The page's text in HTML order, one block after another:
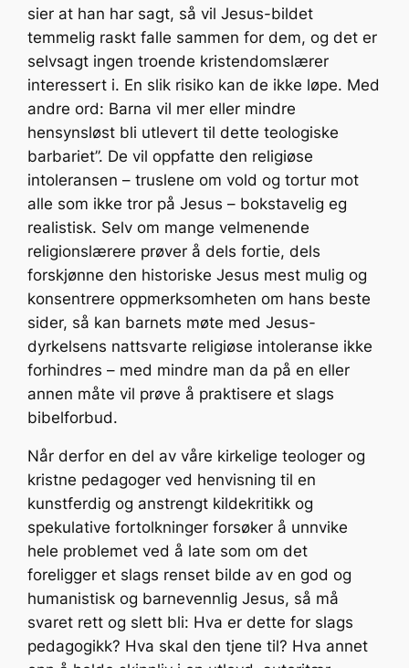
sier at han har sagt, så vil Jesus-bildet
temmelig raskt falle sammen for dem, og det er
selvsagt ingen troende kristendomslærer
interessert i. En slik risiko kan de ikke løpe. Med
andre ord: Barna vil mer eller mindre
hensynsløst bli utlevert til dette teologiske
barbariet”. De vil oppfatte den religiøse
intoleransen – truslene om vold og tortur mot
alle som ikke tror på Jesus – bokstavelig eg
realistisk. Selv om mange velmenende
religionslærere prøver å dels fortie, dels
forskjønne den historiske Jesus mest mulig og
konsentrere oppmerksomheten om hans beste
sider, så kan barnets møte med Jesus-
dyrkelsens nattsvarte religiøse intoleranse ikke
forhindres – med mindre man da på en eller
annen måte vil prøve å praktisere et slags
bibelforbud.
Når derfor en del av våre kirkelige teologer og
kristne pedagoger ved henvisning til en
kunstferdig og anstrengt kildekritikk og
spekulative fortolkninger forsøker å unnvike
hele problemet ved å late som om det
foreligger et slags renset bilde av en god og
humanistisk og barnevennlig Jesus, så må
svaret rett og slett bli: Hva er dette for slags
pedagogikk? Hva skal den tjene til? Hva annet